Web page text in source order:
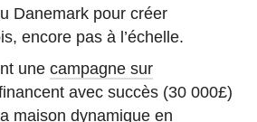
Danemark pour créer
encore pas à l’échelle.
unecampagne sur
avec succès (30 000£)
maison dynamique en